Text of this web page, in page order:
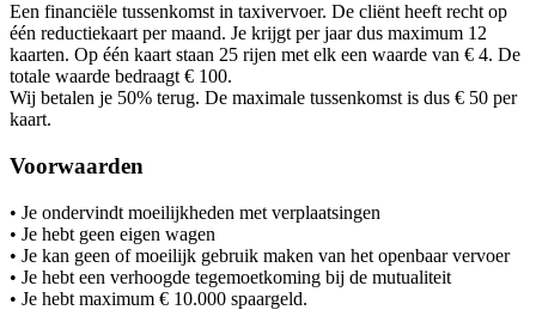
Een financiële tussenkomst in taxivervoer. De cliënt heeft recht op
één reductiekaart per maand. Je krijgt per jaar dus maximum 12
kaarten. Op één kaart staan 25 rijen met elk een waarde van € 4. De
totale waarde bedraagt € 100.
Wij betalen je 50% terug. De maximale tussenkomst is dus € 50 per
kaart.
Voorwaarden
• Je ondervindt moeilijkheden met verplaatsingen
• Je hebt geen eigen wagen
• Je kan geen of moeilijk gebruik maken van het openbaar vervoer
• Je hebt een verhoogde tegemoetkoming bij de mutualiteit
• Je hebt maximum € 10.000 spaargeld.